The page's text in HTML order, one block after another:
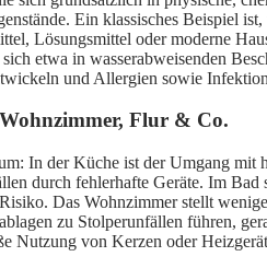
Ein klassisches Beispiel
Lösungsmittel oder moderne
etwa in wasserabweisenden
und Allergien sowie
Flur & Co.
In der Küche ist der Umgang
durch fehlerhafte Geräte. Im
Das Wohnzimmer stellt
zu Stolperunfällen führen,
Nutzung von Kerzen oder